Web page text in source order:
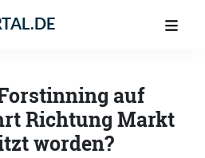
auf
Richtung Markt
worden?